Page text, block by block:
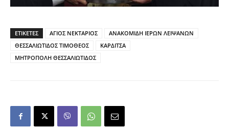
ΕΤΙΚΕΤΕΣ ΑΓΙΟΣ ΝΕΚΤΑΡΙΟΣ
ΑΝΑΚΟΜΙΔΗ ΙΕΡΩΝ ΛΕΙΨΑΝΩΝ
ΘΕΣΣΑΛΙΩΤΙΔΟΣ ΤΙΜΟΘΕΟΣ
ΚΑΡΔΙΤΣΑ
ΜΗΤΡΟΠΟΛΗ ΘΕΣΣΑΛΙΩΤΙΔΟΣ